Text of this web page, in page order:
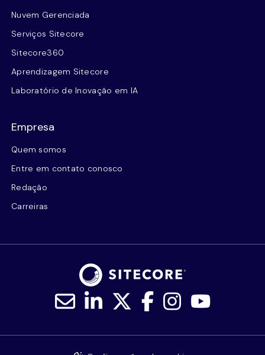
Nuvem Gerenciada
Serviços Sitecore
Sitecore360
Aprendizagem Sitecore
Laboratório de Inovação em IA
Empresa
Quem somos
Entre em contato conosco
Redação
Carreiras